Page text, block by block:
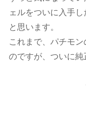
ェルをついに入手
と思います。
これまで、パチモ
のですが、ついに純